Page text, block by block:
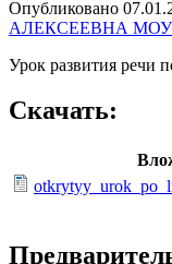
Опубликовано
АЛЕКСЕЕВНА МОУ
Урок развития речи
Скачать: